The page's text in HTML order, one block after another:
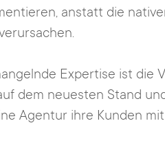
anstatt die
Expertise ist die
dem neuesten Stand
Agentur ihre Kunden